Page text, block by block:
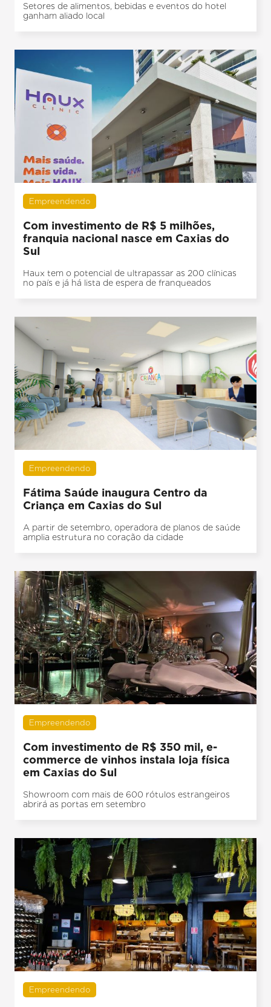
Setores de alimentos, bebidas e eventos do hotel
ganham aliado local
Empreendendo
Com investimento de R$ 5 milhões,
franquia nacional nasce em Caxias do
Sul
Haux tem o potencial de ultrapassar as 200 clínicas
no país e já há lista de espera de franqueados
Empreendendo
Fátima Saúde inaugura Centro da
Criança em Caxias do Sul
A partir de setembro, operadora de planos de saúde
amplia estrutura no coração da cidade
Empreendendo
Com investimento de R$ 350 mil, e-
commerce de vinhos instala loja física
em Caxias do Sul
Showroom com mais de 600 rótulos estrangeiros
abrirá as portas em setembro
Empreendendo